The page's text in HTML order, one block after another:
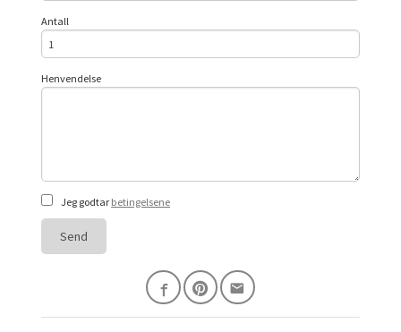
Antall
Henvendelse
Jeg godtar betingelsene
Send